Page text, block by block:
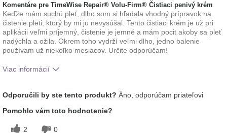
Komentáre pre TimeWise Repair® Volu-Firm® Čistiaci penivý krém
Keďže mám suchú pleť, dlho som si hľadala vhodný prípravok na
čistenie pleti, ktorý by mi ju nevysúšal. Tento čistiaci krém je už pri
aplikácii veľmi príjemný, čistenie je jemné a mám pocit akoby sa pleť
nadýchla a ožila. Okrem toho vydrží veľmi dlho, jedno balenie
používam už niekoľko mesiacov. Určite odporúčam!
Viac informácií
používaním tohto prípravku?
pocit na pokožke
Odporučili by ste tento produkt? Áno, odporúčam priateľovi
Pomohlo vám toto hodnotenie?
2 0